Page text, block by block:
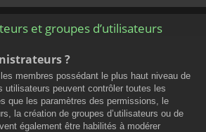
et groupes d’utilisateurs
?
membres possédant le plus haut niveau de
utilisateurs peuvent contrôler toutes les
que les paramètres des permissions, le
la création de groupes d’utilisateurs ou de
également être habilités à modérer